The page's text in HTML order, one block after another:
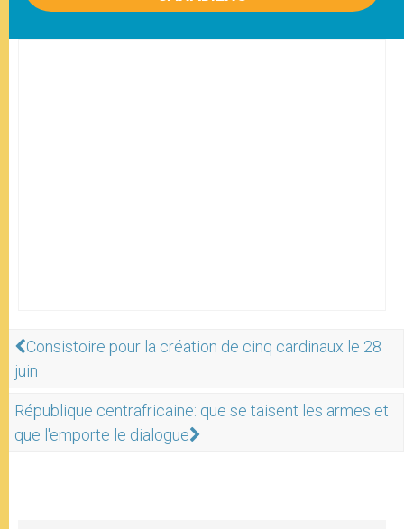
Consistoire pour la création de cinq cardinaux le 28
juin
République centrafricaine: que se taisent les armes et
que l'emporte le dialogue